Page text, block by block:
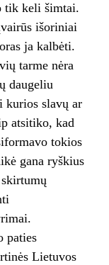
tik keli šimtai.
išoriniai
ja kalbėti.
tarme nėra
daugeliu
kurios slavų ar
atsitiko, kad
tokios
gana ryškius
paties
Lietuvos